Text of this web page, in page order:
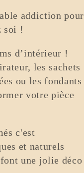
addiction pour
soi !
d’intérieur !
les sachets
ou les fondants
votre pièce
c'est
et naturels
une jolie déco